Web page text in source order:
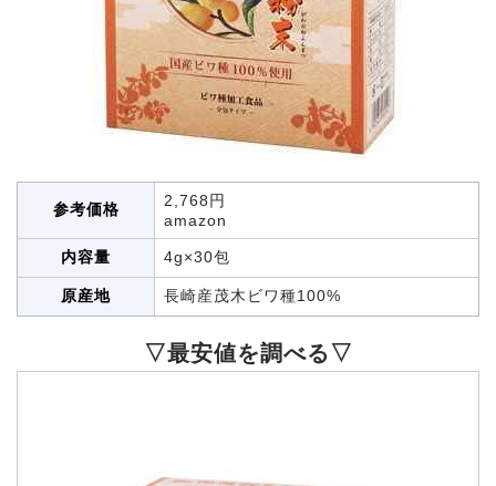
参考価格
2,768円
amazon
内容量 4g×30包
原産地 長崎産茂木ビワ種100%
▽最安値を調べる▽